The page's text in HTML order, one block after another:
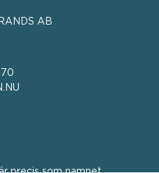
AB